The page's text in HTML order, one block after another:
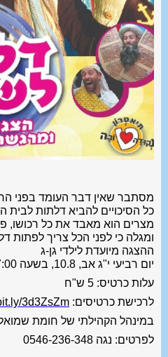
מסתבר שאין דבר העומד בפני
כל הסיכויים להביא דלתות
מצרים הוא מאבד את כל רכושו,
ומגלה כי לפני הכל צריך לפתות
ההצגה מיועדת לילדי גן-ג
יום רביעי י"ג אב, 10.8, בשעה 17:00
עלות כרטיס: 5 ש"ח
לרכישת כרטיסים: 3d3ZsZm
במינהל הקהילתי של חומת שמואל,
לפרטים: נגה 0546-236-348